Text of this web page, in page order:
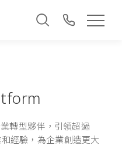
轉型夥伴，引領超過
經驗，為企業創造更大